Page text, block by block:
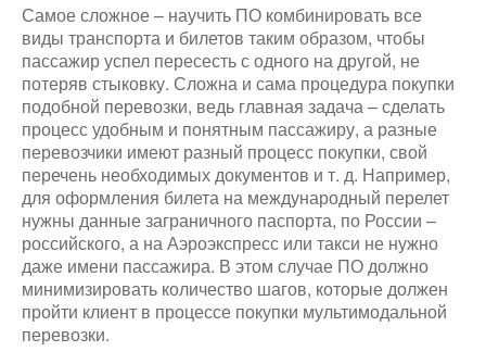
Самое сложное – научить ПО комбинировать все
виды транспорта и билетов таким образом, чтобы
пассажир успел пересесть с одного на другой, не
потеряв стыковку. Сложна и сама процедура покупки
подобной перевозки, ведь главная задача – сделать
процесс удобным и понятным пассажиру, а разные
перевозчики имеют разный процесс покупки, свой
перечень необходимых документов и т. д. Например,
для оформления билета на международный перелет
нужны данные заграничного паспорта, по России –
российского, а на Аэроэкспресс или такси не нужно
даже имени пассажира. В этом случае ПО должно
минимизировать количество шагов, которые должен
пройти клиент в процессе покупки мультимодальной
перевозки.